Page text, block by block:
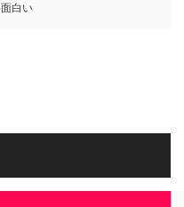
面白い